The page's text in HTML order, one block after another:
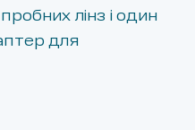
лінз і один
для